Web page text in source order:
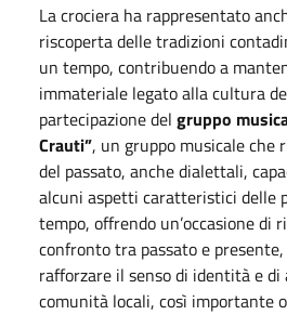
La crociera ha rappresentato
riscoperta delle tradizioni
un tempo, contribuendo a
immateriale legato alla cultura
partecipazione del gruppo
Crauti”, un gruppo musicale che
del passato, anche dialettali,
alcuni aspetti caratteristici delle
tempo, offrendo un’occasione di
confronto tra passato e
rafforzare il senso di identità e di
comunità locali, così importante